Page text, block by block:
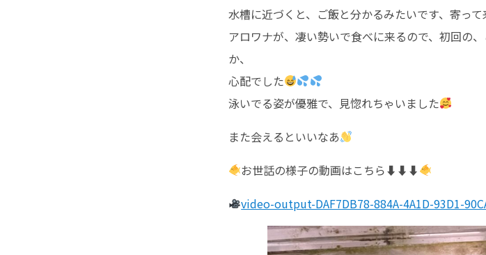
水槽に近づくと、ご飯と分かるみたいです、寄って
アロワナが、凄い勢いで食べに来るので、初回の
か、
心配でした
泳いでる姿が優雅で、見惚れちゃいました
また会えるといいなあ
お世話の様子の動画はこちら⬇︎⬇︎⬇︎
video-output-DAF7DB78-884A-4A1D-93D1-